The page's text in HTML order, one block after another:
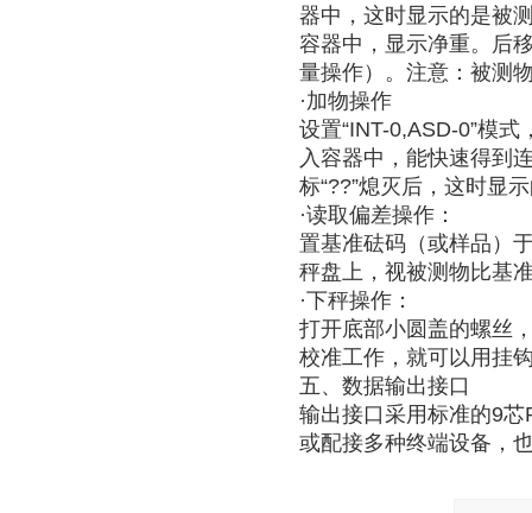
器中，这时显示的是被
容器中，显示净重。后
量操作）。注意：被测
·加物操作
设置“INT-0,ASD-0”模
入容器中，能快速得到
标“??”熄灭后，这时显
·读取偏差操作：
置基准砝码（或样品）
秤盘上，视被测物比基
·下秤操作：
打开底部小圆盖的螺丝
校准工作，就可以用挂
五、数据输出接口
输出接口采用标准的9
或配接多种终端设备，